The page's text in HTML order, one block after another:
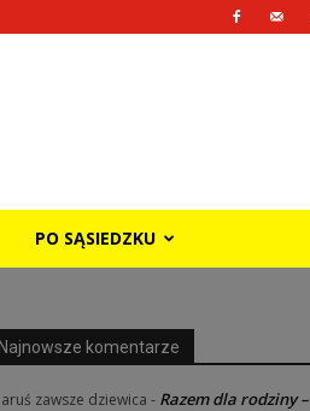
PO SĄSIEDZKU
komentarze
zawsze dziewica - Razem dla rodziny –